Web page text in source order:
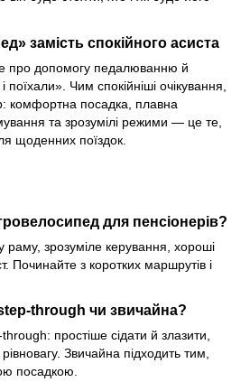
замість спокійного асиста
про допомогу педалюванню й
поїхали». Чим спокійніші очікування,
комфортна посадка, плавна
та зрозумілі режими — це те,
щоденних поїздок.
для пенсіонерів?
раму, зрозуміле керування, хороші
Починайте з коротких маршрутів і
through чи звичайна?
простіше сідати й злазити,
Звичайна підходить тим,
посадкою.